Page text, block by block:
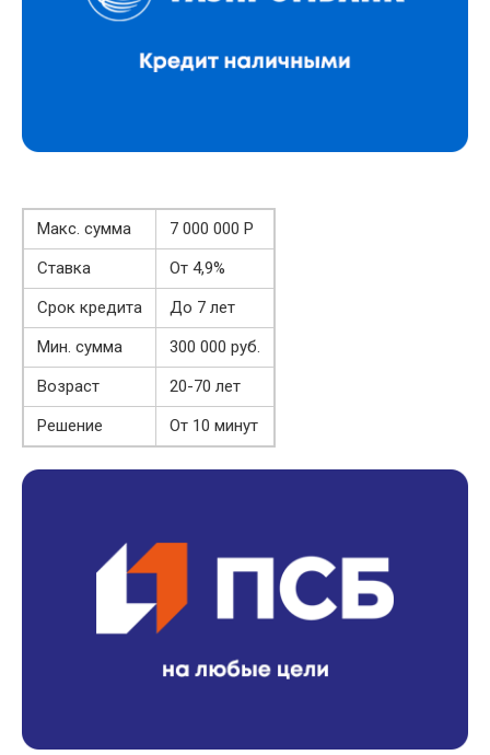
Макс. сумма
7 000 000 Р
Ставка
От 4,9%
Срок кредита
До 7 лет
Мин. сумма
300 000 руб.
Возраст
20-70 лет
Решение
От 10 минут